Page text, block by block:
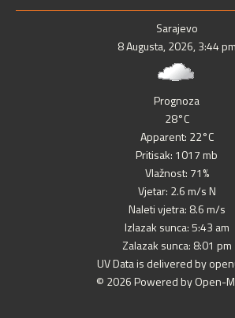
Sarajevo
8 Augusta, 2026, 3:44 pm
Prognoza
28°C
Apparent: 22°C
Pritisak: 1017 mb
Vlažnost: 71%
Vjetar: 2.6 m/s N
Naleti vjetra: 8.6 m/s
Izlazak sunca: 5:43 am
Zalazak sunca: 8:01 pm
UV Data is delivered by
© 2026 Powered by Open-